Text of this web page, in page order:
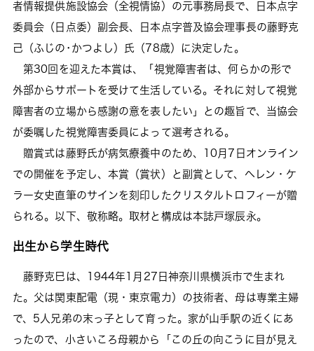
者情報提供施設協会（全視情協）の元事務局長で、日本点字
委員会（日点委）副会長、日本点字普及協会理事長の藤野克
己（ふじの･かつよし）氏（78歳）に決定した。
第30回を迎えた本賞は、「視覚障害者は、何らかの形で
外部からサポートを受けて生活している。それに対して視覚
障害者の立場から感謝の意を表したい」との趣旨で、当協会
が委嘱した視覚障害委員によって選考される。
贈賞式は藤野氏が病気療養中のため、10月7日オンライン
での開催を予定し、本賞（賞状）と副賞として、ヘレン・ケ
ラー女史直筆のサインを刻印したクリスタルトロフィーが贈
られる。以下、敬称略。取材と構成は本誌戸塚辰永。
出生から学生時代
藤野克巳は、1944年1月27日神奈川県横浜市で生まれ
た。父は関東配電（現・東京電力）の技術者、母は専業主婦
で、5人兄弟の末っ子として育った。家が山手駅の近くにあ
ったので、小さいころ母親から「この丘の向こうに目が見え